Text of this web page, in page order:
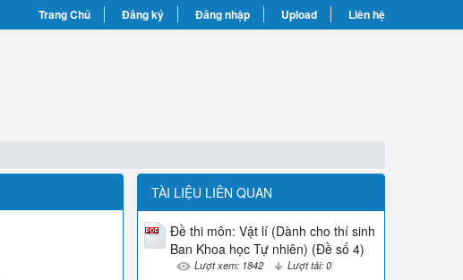
Trang Chủ Đăng ký Đăng nhập Upload Liên hệ
TÀI LIỆU LIÊN QUAN
Đề thi môn: Vật lí (Dành cho thí sinh
Ban Khoa học Tự nhiên) (Đề số 4)
Lượt xem: 1842 Lượt tải: 0